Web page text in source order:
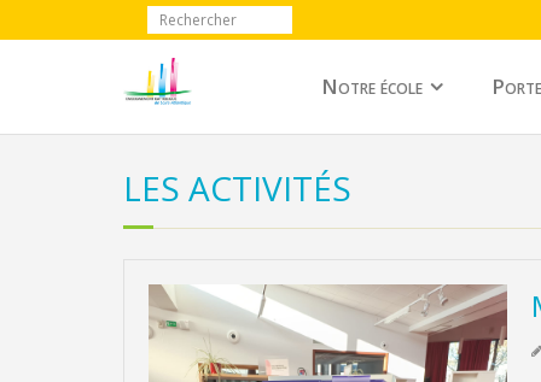
Notre école
LES ACTIVITÉS